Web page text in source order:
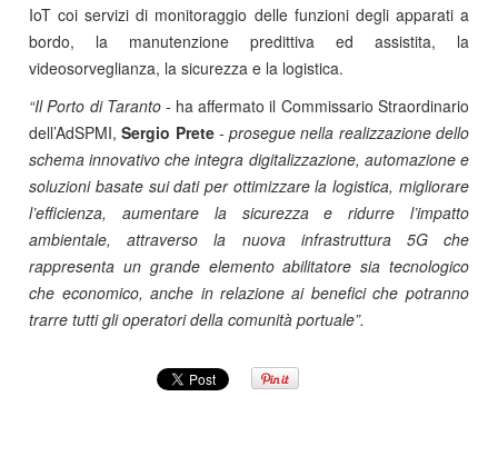
IoT coi servizi di monitoraggio delle funzioni degli apparati a
bordo, la manutenzione predittiva ed assistita, la
videosorveglianza, la sicurezza e la logistica.
“Il Porto di Taranto - ha affermato il Commissario Straordinario
dell’AdSPMI,Sergio Prete- prosegue nella realizzazione dello
schema innovativo che integra digitalizzazione, automazione e
soluzioni basate sui dati per ottimizzare la logistica, migliorare
l’efficienza, aumentare la sicurezza e ridurre l’impatto
ambientale, attraverso la nuova infrastruttura 5G che
rappresenta un grande elemento abilitatore sia tecnologico
che economico, anche in relazione ai benefici che potranno
trarre tutti gli operatori della comunità portuale”.